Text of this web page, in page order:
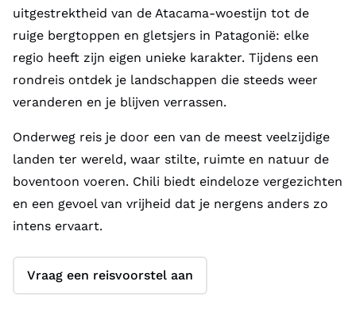
uitgestrektheid van de Atacama-woestijn tot de
ruige bergtoppen en gletsjers in Patagonië: elke
regio heeft zijn eigen unieke karakter. Tijdens een
rondreis ontdek je landschappen die steeds weer
veranderen en je blijven verrassen.
Onderweg reis je door een van de meest veelzijdige
landen ter wereld, waar stilte, ruimte en natuur de
boventoon voeren. Chili biedt eindeloze vergezichten
en een gevoel van vrijheid dat je nergens anders zo
intens ervaart.
Vraag een reisvoorstel aan